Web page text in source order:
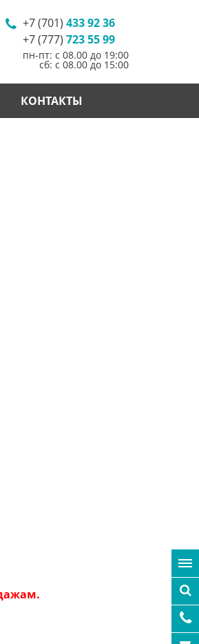
+7 (701) 433 92 36
+7 (777) 723 55 99
пн-пт: с 08.00 до 19:00
сб: с 08.00 до 15:00
КОНТАКТЫ